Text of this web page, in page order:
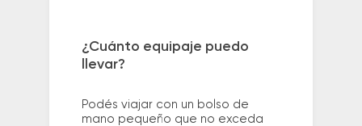
¿Cuánto equipaje puedo
llevar?
Podés viajar con un bolso de
mano pequeño que no exceda